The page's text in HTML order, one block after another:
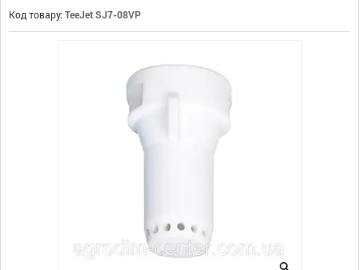
Код товару: TeeJet SJ7-08VP